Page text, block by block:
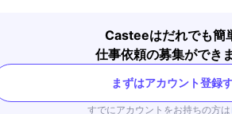
Casteeはだれでも簡
仕事依頼の募集ができ
まずはアカウント登録
すでにアカウントをお持ちの方は